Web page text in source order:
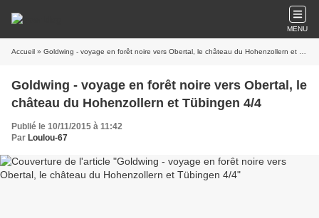
MENU
Accueil » Goldwing - voyage en forêt noire vers Obertal, le château du Hohenzollern et Tübingen 4/4
Goldwing - voyage en forêt noire vers Obertal, le
château du Hohenzollern et Tübingen 4/4
Publié le 10/11/2015 à 11:42
Par Loulou-67